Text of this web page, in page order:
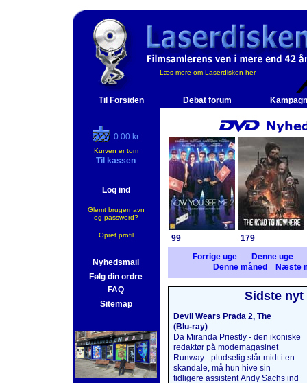
Til Forsiden Debat forum
Læs mere om Laserdisken her
0.00 kr
Kurven er tom
Til kassen
Log ind
Glemt brugernavn
og password?
Opret profil
Nyhedsmail
Følg din ordre
FAQ
Sitemap
99
179
Forrige uge
Denne uge
Denne måned
Næste
Sidste nyt
Devil Wears Prada 2, The
(Blu‑ray)
Da Miranda Priestly - den ikoniske
redaktør på modemagasinet
Runway - pludselig står midt i en
skandale, må hun hive sin
tidligere assistent Andy Sachs ind